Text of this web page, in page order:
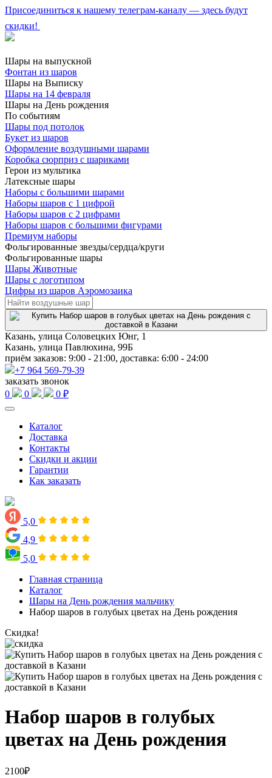
Присоединиться к нашему телеграм-каналу — здесь будут
скидки!
Шары на выпускной
Фонтан из шаров
Шары на Выписку
Шары на 14 февраля
Шары на День рождения
По событиям
Шары под потолок
Букет из шаров
Оформление воздушными шарами
Коробка сюрприз с шариками
Герои из мультика
Латексные шары
Наборы с большими шарами
Наборы шаров с 1 цифрой
Наборы шаров с 2 цифрами
Наборы шаров с большими фигурами
Премиум наборы
Фольгированные звезды/сердца/круги
Фольгированные шары
Шары Животные
Шары с логотипом
Цифры из шаров Аэромозаика
Казань, улица Соловецких Юнг, 1
Казань, улица Павлюхина, 99Б
приём заказов: 9:00 - 21:00, доставка: 6:00 - 24:00
+7 964 569-79-39
заказать звонок
0
0 0 ₽
Каталог
Доставка
Контакты
Скидки и акции
Гарантии
Как заказать
5,0
4,9
5,0
Главная страница
Каталог
Шары на День рождения мальчику
Набор шаров в голубых цветах на День рождения
Скидка!
Набор шаров в голубых
цветах на День рождения
2100₽